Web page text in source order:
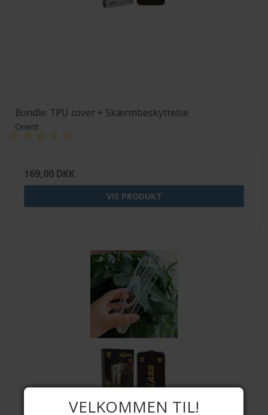
Bundle: TPU cover + Skærmbeskyttelse
Orient
169,00 DKK
VIS PRODUKT
VELKOMMEN TIL!